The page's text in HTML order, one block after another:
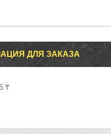
ДЛЯ ЗАКАЗА
₸